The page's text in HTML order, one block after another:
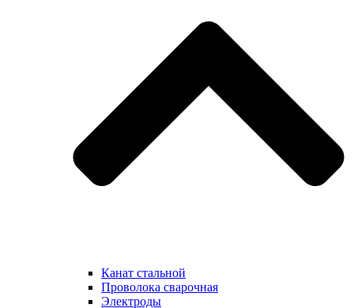
Канат стальной
Проволока сварочная
Электроды